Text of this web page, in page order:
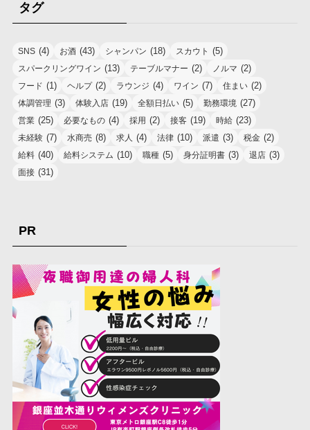
タグ
SNS (4) お酒 (43) シャンパン (18) スカウト (5)
スパークリングワイン (13) テーブルマナー (2) ノルマ (2)
フード (1) ヘルプ(2) ラウンジ (4) ワイン (7) 住まい (2)
体調管理 (3) 体験入店 (19) 全額日払い (5) 勤務環境 (27)
営業 (25) 必要なもの (4) 採用 (2) 接客 (19) 時給 (23)
未経験 (7) 水商売 (8) 求人 (4) 法律 (10) 派遣 (3) 税金 (2)
給料 (40) 給料システム (10) 職種 (5) 身分証明書 (3) 退店 (3)
面接 (31)
PR